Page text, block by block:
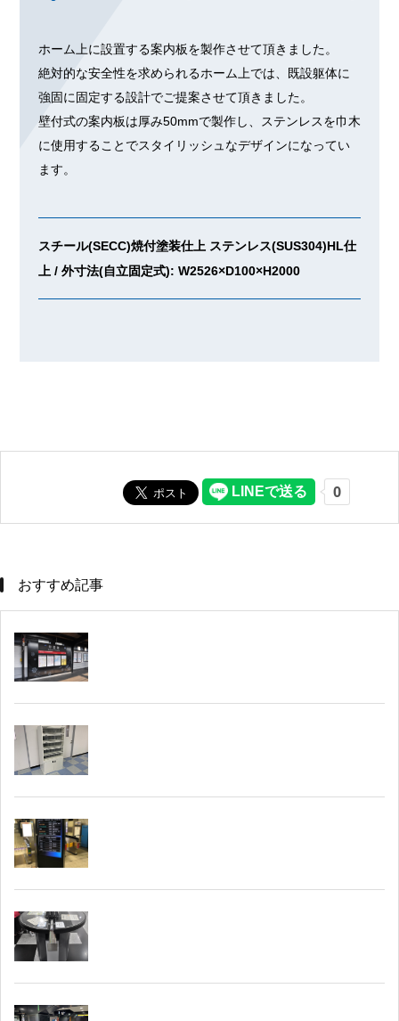
ホーム上に設置する案内板を製作させて頂きました。
絶対的な安全性を求められるホーム上では、既設躯体に
強固に固定する設計でご提案させて頂きました。
壁付式の案内板は厚み50mmで製作し、ステンレスを巾木
に使用することでスタイリッシュなデザインになってい
ます。
スチール(SECC)焼付塗装仕上 ステンレス(SUS304)HL仕
上 / 外寸法(自立固定式): W2526×D100×H2000
おすすめ記事